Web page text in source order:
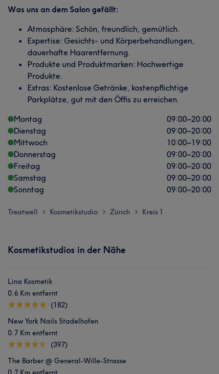
Was uns an dem Salon gefällt:
Atmosphäre: Schön, freundlich, gemütlich.
Expertise: Gesichts- und Körperbehandlungen,
dauerhafte Haarentfernung.
Produkte und Produktmarken: Hochwertige
Produkte.
Extras: Kostenlose Getränke, kostenpflichtige
Parkplätze, gut mit den Öffis zu erreichen.
Montag
09:00–20:00
Dienstag
09:00–20:00
Mittwoch
10:00–19:00
Donnerstag
09:00–20:00
Freitag
09:00–20:00
Samstag
09:00–20:00
Sonntag
09:00–20:00
Treatwell > Kosmetikstudio > Zürich > Kreis 1
Kosmetikstudios in der Nähe
Lina Kosmetik
0.6 Km entfernt
(182)
New York Nails Stadelhofen
0.7 Km entfernt
(397)
The Barber @ General-Wille-Strasse